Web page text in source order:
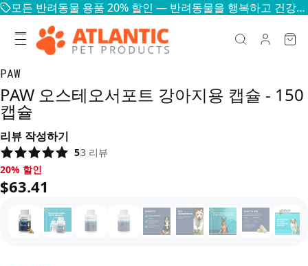
모든 반려동물 용품 20% 할인 — 반려동물을 행복하고 건강하게
PAW
PAW 오스테오서포트 강아지용 캡슐 - 150
캡슐
리뷰 작성하기
53 리뷰
20% 할인, $63.41
20% 할인
$63.41